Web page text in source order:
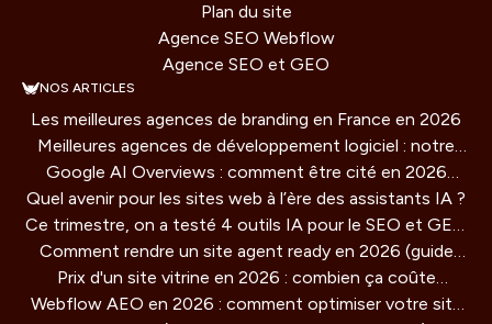
Plan du site
Agence SEO Webflow
Agence SEO et GEO
NOS ARTICLES
Les meilleures agences de branding en France en 2026
Meilleures agences de développement logiciel : notre
comparatif 2026
Google AI Overviews : comment être cité en 2026
(guide concret)
Quel avenir pour les sites web à l’ère des assistants IA ?
Ce trimestre, on a testé 4 outils IA pour le SEO et GEO
: verdict honnête
Comment rendre un site agent ready en 2026 (guide
technique)
Prix d'un site vitrine en 2026 : combien ça coûte
vraiment ?
Webflow AEO en 2026 : comment optimiser votre site